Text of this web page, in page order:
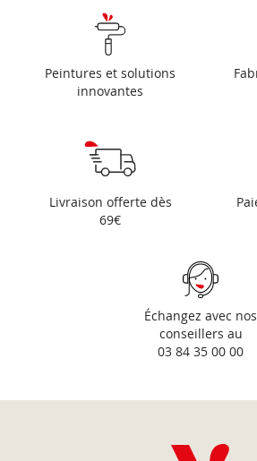
Peintures et solutions
innovantes
Livraison offerte dès
69€
Échangez avec nos
conseillers au
03 84 35 00 00